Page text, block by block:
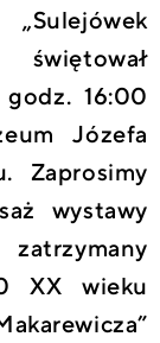
16:00
Józefa
Zaprosimy
wystawy
XX wieku